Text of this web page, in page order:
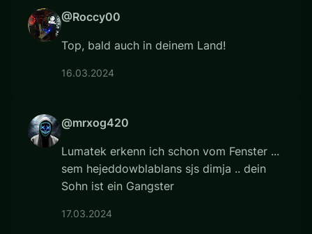
@Roccy00
Top, bald auch in deinem Land!
16.03.2024
@mrxog420
Lumatek erkenn ich schon vom Fenster ...
sem hejeddowblablans sjs dimja .. dein
Sohn ist ein Gangster
17.03.2024